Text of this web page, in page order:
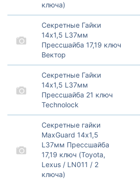
ключа)
Секретные гайки Farad
MicroLock M12x1.5x36mm
под внутренний ключ с
конусной посадкой для
легкосплавных дисков с
узкими отверстиями таких
автомобилей/
Секретные Гайки
14х1,5 L37мм
Прессшайба 17,19 ключ
Вектор
Секретные Гайки
14х1,5 L37мм
Прессшайба 21 ключ
Technoloсk
Секретные гайки
MaxGuard 14х1,5
L37мм Прессшайба
17,19 ключ (Toyota,
Lexus / LN011 / 2
ключа)